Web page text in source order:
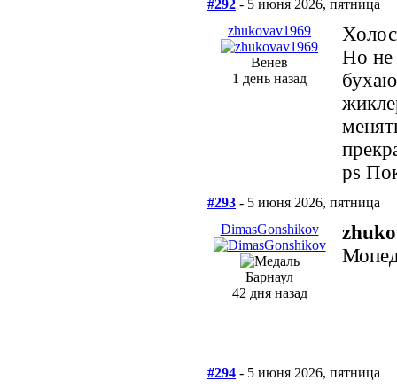
#292 - 5 июня 2026, пятница
zhukovav1969
Венев
1 день назад
Но не
ps
#293 - 5 июня 2026, пятница
DimasGonshikov
Барнаул
42 дня назад
#294 - 5 июня 2026, пятница